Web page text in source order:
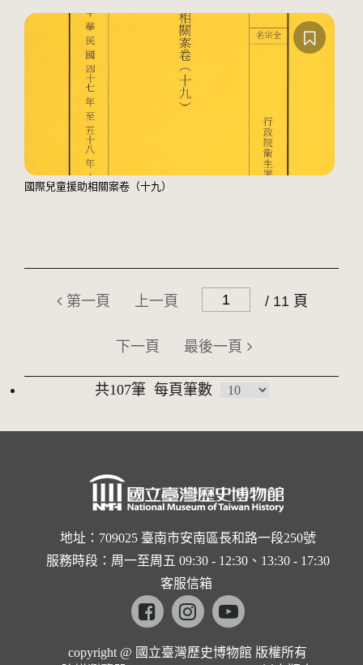
國際兒童援助相關案卷（十九）
第一頁 上一頁 / 11 頁
下一頁 最後一頁
共107筆 每頁筆數
地址：709025 臺南市安南區長和路一段250號
服務時段：周一至周五 09:30 - 12:30、13:30 - 17:30
客服信箱
Facebookinstagramyoutube
copyright @ 國立臺灣歷史博物館 版權所有